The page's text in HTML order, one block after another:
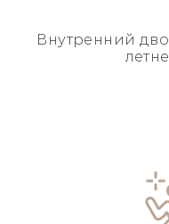
Внутренний